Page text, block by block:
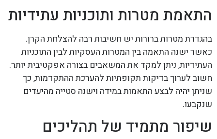
התאמת מטרות ותוכניות עתידיות
בהגדרת מטרות ברורות יש חשיבות רבה להצלחת הקרן.
כאשר ישנה התאמה בין המטרות העסקיות לבין התוכניות
העתידיות, ניתן למקד את המשאבים בצורה אפקטיבית יותר.
חשוב לערוך בדיקות תקופתיות להערכת ההתקדמות, כך
שניתן יהיה לבצע התאמות במידה וישנה סטייה מהיעדים
שנקבעו.
שיפור מתמיד של תהליכים